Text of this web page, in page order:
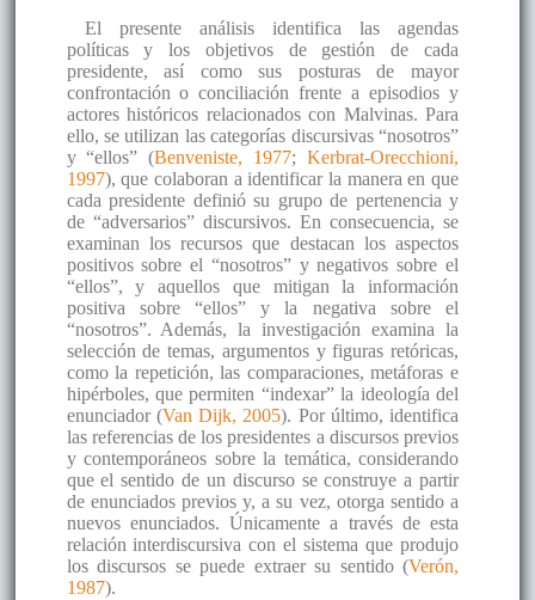
El presente análisis identifica las agendas
políticas y los objetivos de gestión de cada
presidente, así como sus posturas de mayor
confrontación o conciliación frente a episodios y
actores históricos relacionados con Malvinas. Para
ello, se utilizan las categorías discursivas “nosotros”
y “ellos” (Benveniste, 1977;Kerbrat-Orecchioni,
1997), que colaboran a identificar la manera en que
cada presidente definió su grupo de pertenencia y
de “adversarios” discursivos. En consecuencia, se
examinan los recursos que destacan los aspectos
positivos sobre el “nosotros” y negativos sobre el
“ellos”, y aquellos que mitigan la información
positiva sobre “ellos” y la negativa sobre el
“nosotros”. Además, la investigación examina la
selección de temas, argumentos y figuras retóricas,
como la repetición, las comparaciones, metáforas e
hipérboles, que permiten “indexar” la ideología del
enunciador (Van Dijk, 2005). Por último, identifica
las referencias de los presidentes a discursos previos
y contemporáneos sobre la temática, considerando
que el sentido de un discurso se construye a partir
de enunciados previos y, a su vez, otorga sentido a
nuevos enunciados. Únicamente a través de esta
relación interdiscursiva con el sistema que produjo
los discursos se puede extraer su sentido (Verón,
1987).